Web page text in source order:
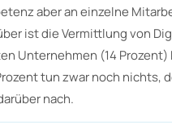
aber an einzelne
ist die Vermittlung von
Unternehmen (14 Prozent)
tun zwar noch nichts,
nach.